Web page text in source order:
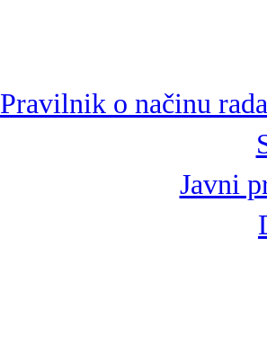
Pravilnik o načinu
Javni